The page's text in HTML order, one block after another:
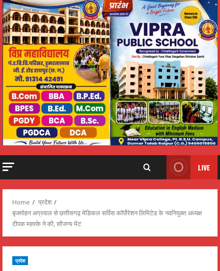
LIVE
Home
प्रदेश
बृजमोहन अग्रवाल से छत्तीसगढ़ मेडिकल सर्विस कॉर्पोरेशन लिमिटेड के नवनियुक्त अध्यक्ष
दीपक महस्के ने की, सौजन्य भेंट
प्रदेश